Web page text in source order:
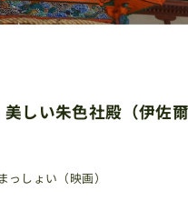
しい朱色社殿（伊佐
っしょい（映画）